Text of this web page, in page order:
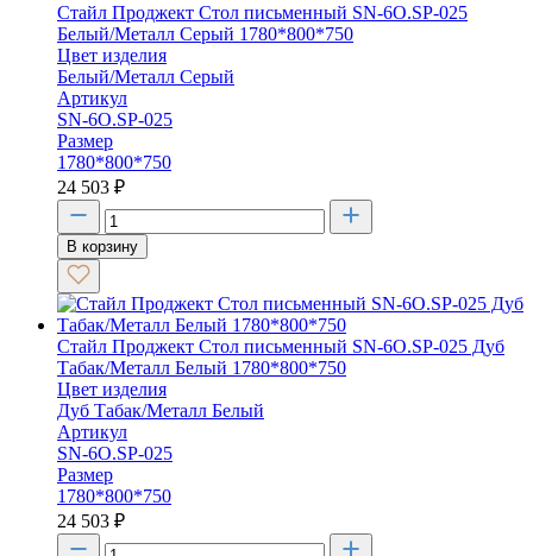
Стайл Проджект Стол письменный SN-6O.SP-025
Белый/Металл Серый 1780*800*750
Цвет изделия
Белый/Металл Серый
Артикул
SN-6O.SP-025
Размер
1780*800*750
24 503 ₽
В корзину
Стайл Проджект Стол письменный SN-6O.SP-025 Дуб
Табак/Металл Белый 1780*800*750
Цвет изделия
Дуб Табак/Металл Белый
Артикул
SN-6O.SP-025
Размер
1780*800*750
24 503 ₽